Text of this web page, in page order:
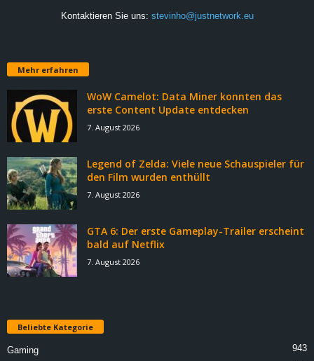
Kontaktieren Sie uns: stevinho@justnetwork.eu
Mehr erfahren
WoW Camelot: Data Miner konnten das
erste Content Update entdecken
7. August 2026
Legend of Zelda: Viele neue Schauspieler für
den Film wurden enthüllt
7. August 2026
GTA 6: Der erste Gameplay-Trailer erscheint
bald auf Netflix
7. August 2026
Beliebte Kategorie
Gaming 943